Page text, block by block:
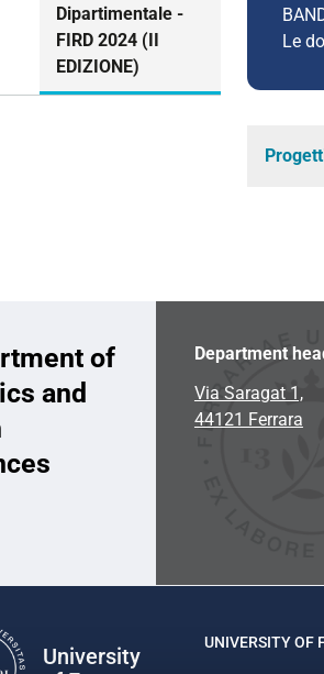
Le
Dipartimentale -
FIRD 2024 (II
EDIZIONE)
of
and
Department
Via Saragat 1,
44121 Ferrara
University
UNIVERSITY OF